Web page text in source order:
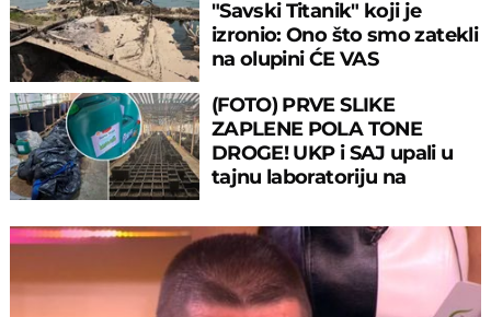
"Savski Titanik" koji je
izronio: Ono što smo zatekli
na olupini ĆE VAS
(FOTO) PRVE SLIKE
ZAPLENE POLA TONE
DROGE! UKP i SAJ upali u
tajnu laboratoriju na